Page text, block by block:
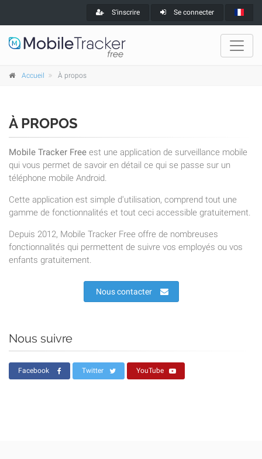
S'inscrire Se connecter
Accueil À propos
À PROPOS
Mobile Tracker Free est une application de surveillance mobile
qui vous permet de savoir en détail ce qui se passe sur un
téléphone mobile Android.
Cette application est simple d'utilisation, comprend tout une
gamme de fonctionnalités et tout ceci accessible gratuitement.
Depuis 2012, Mobile Tracker Free offre de nombreuses
fonctionnalités qui permettent de suivre vos employés ou vos
enfants gratuitement.
Nous contacter
Nous suivre
Facebook Twitter YouTube